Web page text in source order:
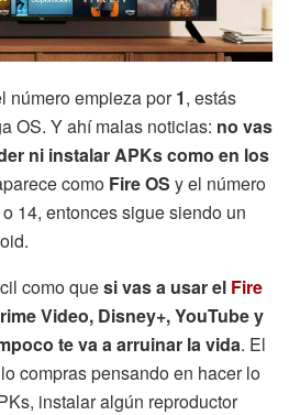
número empieza por1, estás
OS. Y ahí malas noticias: no vas
ni instalar APKs como en los
como Fire OS y el número
14, entonces sigue siendo un
como quesi vas a usar el Fire
Video, Disney+, YouTube y
te va a arruinar la vida. El
compras pensando en hacer lo
instalar algún reproductor